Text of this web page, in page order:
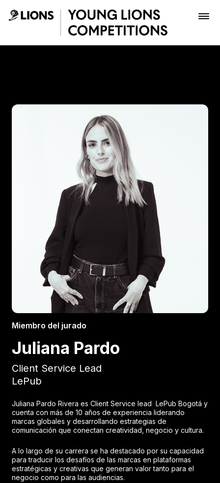
Saltar al contenido principal
Inscribir
Boletería
Miembro del jurado
Juliana Pardo
Client Service Lead
LePub
Juliana Pardo Rivera es Client Service lead LePub Bogotá y
cuenta con más de 10 años de experiencia liderando
marcas globales y desarrollando estrategias de
comunicación que conectan creatividad, negocio y cultura.
A lo largo de su carrera se ha destacado por su capacidad
para traducir los desafíos de las marcas en plataformas
estratégicas y creativas que generan valor tanto para el
negocio como para las audiencias.